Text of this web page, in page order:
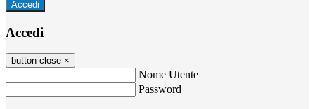
Accedi
Accedi
button close ×
Nome Utente
Password